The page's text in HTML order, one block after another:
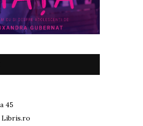
45
Libris.ro